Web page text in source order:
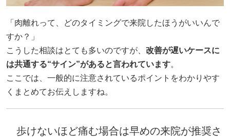
「肉離れって、どのタイミングで来院したほうがいいんで
すか？」
こうした相談はとても多いのですが、 改善が遅いケースに
は共通する“サイン”があると言われています。
ここでは、一般的に注意されているポイントをわかりやす
くまとめてお伝えしますね。
歩けないほど痛む場合は早めの来院が推奨さ